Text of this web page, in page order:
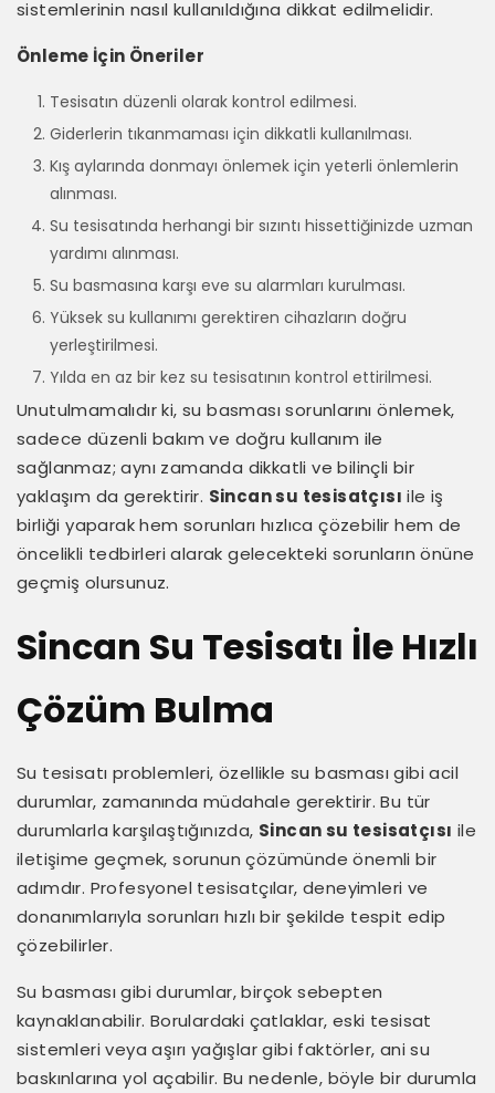
sistemlerinin nasıl kullanıldığına dikkat edilmelidir.
Önleme İçin Öneriler
Tesisatın düzenli olarak kontrol edilmesi.
Giderlerin tıkanmaması için dikkatli kullanılması.
Kış aylarında donmayı önlemek için yeterli önlemlerin
alınması.
Su tesisatında herhangi bir sızıntı hissettiğinizde uzman
yardımı alınması.
Su basmasına karşı eve su alarmları kurulması.
Yüksek su kullanımı gerektiren cihazların doğru
yerleştirilmesi.
Yılda en az bir kez su tesisatının kontrol ettirilmesi.
Unutulmamalıdır ki, su basması sorunlarını önlemek,
sadece düzenli bakım ve doğru kullanım ile
sağlanmaz; aynı zamanda dikkatli ve bilinçli bir
yaklaşım da gerektirir. Sincan su tesisatçısı ile iş
birliği yaparak hem sorunları hızlıca çözebilir hem de
öncelikli tedbirleri alarak gelecekteki sorunların önüne
geçmiş olursunuz.
Sincan Su Tesisatı İle Hızlı
Çözüm Bulma
Su tesisatı problemleri, özellikle su basması gibi acil
durumlar, zamanında müdahale gerektirir. Bu tür
durumlarla karşılaştığınızda, Sincan su tesisatçısı ile
iletişime geçmek, sorunun çözümünde önemli bir
adımdır. Profesyonel tesisatçılar, deneyimleri ve
donanımlarıyla sorunları hızlı bir şekilde tespit edip
çözebilirler.
Su basması gibi durumlar, birçok sebepten
kaynaklanabilir. Borulardaki çatlaklar, eski tesisat
sistemleri veya aşırı yağışlar gibi faktörler, ani su
baskınlarına yol açabilir. Bu nedenle, böyle bir durumla